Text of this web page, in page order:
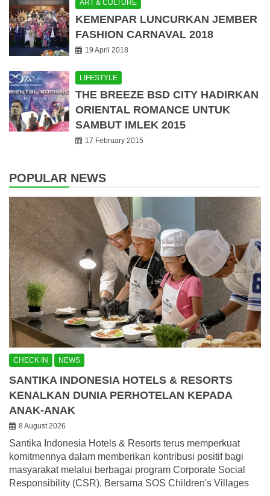
ART & CULTURE
KEMENPAR LUNCURKAN JEMBER
FASHION CARNAVAL 2018
19 April 2018
LIFESTYLE
THE BREEZE BSD CITY HADIRKAN
ORIENTAL ROMANCE UNTUK
SAMBUT IMLEK 2015
17 February 2015
POPULAR NEWS
CHECK IN NEWS
SANTIKA INDONESIA HOTELS & RESORTS
KENALKAN DUNIA PERHOTELAN KEPADA
ANAK-ANAK
8 August 2026
Santika Indonesia Hotels & Resorts terus memperkuat
komitmennya dalam memberikan kontribusi positif bagi
masyarakat melalui berbagai program Corporate Social
Responsibility (CSR). Bersama SOS Children's Villages